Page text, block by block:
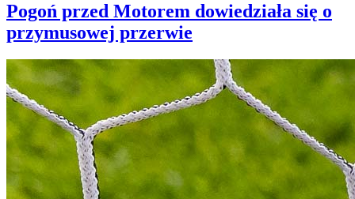
Pogoń przed Motorem dowiedziała się o
przymusowej przerwie